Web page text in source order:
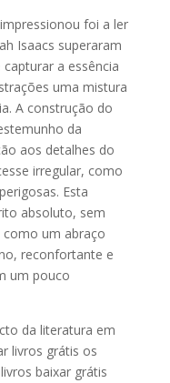
foi a ler
Isaacs superaram
a essência
uma mistura
A construção do
da
aos detalhes do
irregular, como
Esta
absoluto, sem
como um abraço
reconfortante e
um pouco
da literatura em
livros grátis os
baixar grátis